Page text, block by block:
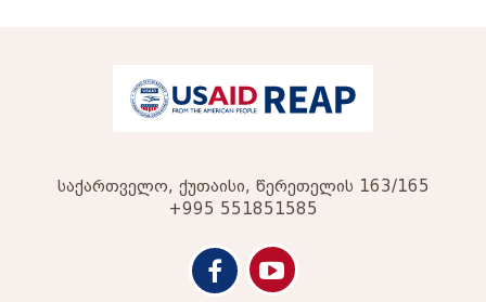
საქართველო, ქუთაისი, წერეთელის 163/165
+995 551851585